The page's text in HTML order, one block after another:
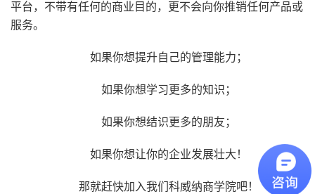
平台，不带有任何的商业目的，更不会向你推销任何产品或
服务。
如果你想提升自己的管理能力；
如果你想学习更多的知识；
如果你想结识更多的朋友；
如果你想让你的企业发展壮大！
那就赶快加入我们科威纳商学院吧！